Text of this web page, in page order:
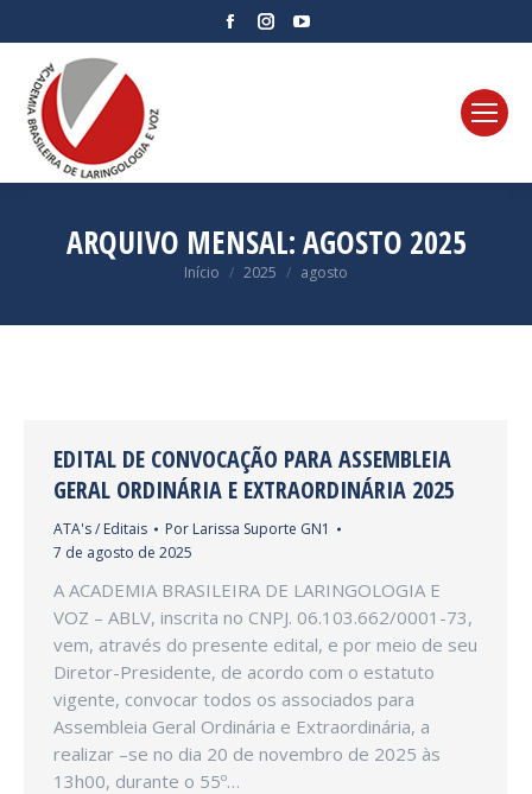
FacebookInstagram
ARQUIVO MENSAL:AGOSTO 2025
Você está aqui:
Início 2025 agosto
EDITAL DE CONVOCAÇÃO PARA ASSEMBLEIA
GERAL ORDINÁRIA E EXTRAORDINÁRIA 2025
ATA's / Editais Por Larissa Suporte GN1
7 de agosto de 2025
A ACADEMIA BRASILEIRA DE LARINGOLOGIA E
VOZ – ABLV, inscrita no CNPJ. 06.103.662/0001-73,
vem, através do presente edital, e por meio de seu
Diretor-Presidente, de acordo com o estatuto
vigente, convocar todos os associados para
Assembleia Geral Ordinária e Extraordinária, a
realizar –se no dia 20 de novembro de 2025 às
13h00, durante o 55º…